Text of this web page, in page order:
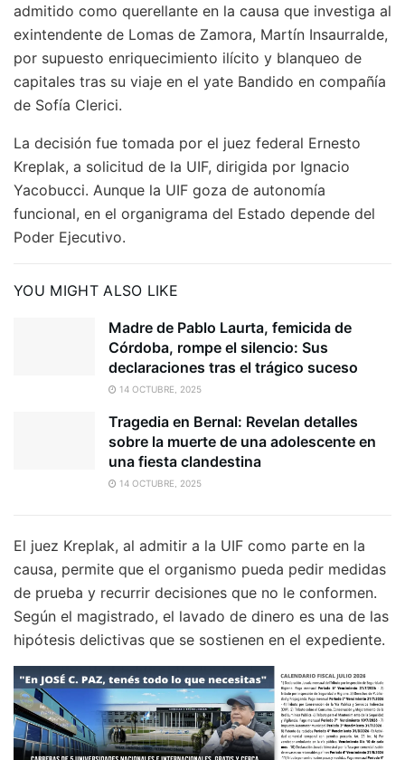
admitido como querellante en la causa que investiga al
exintendente de Lomas de Zamora, Martín Insaurralde,
por supuesto enriquecimiento ilícito y blanqueo de
capitales tras su viaje en el yate Bandido en compañía
de Sofía Clerici.
La decisión fue tomada por el juez federal Ernesto
Kreplak, a solicitud de la UIF, dirigida por Ignacio
Yacobucci. Aunque la UIF goza de autonomía
funcional, en el organigrama del Estado depende del
Poder Ejecutivo.
YOU MIGHT ALSO LIKE
Madre de Pablo Laurta, femicida de
Córdoba, rompe el silencio: Sus
declaraciones tras el trágico suceso
14 OCTUBRE, 2025
Tragedia en Bernal: Revelan detalles
sobre la muerte de una adolescente en
una fiesta clandestina
14 OCTUBRE, 2025
El juez Kreplak, al admitir a la UIF como parte en la
causa, permite que el organismo pueda pedir medidas
de prueba y recurrir decisiones que no le conformen.
Según el magistrado, el lavado de dinero es una de las
hipótesis delictivas que se sostienen en el expediente.